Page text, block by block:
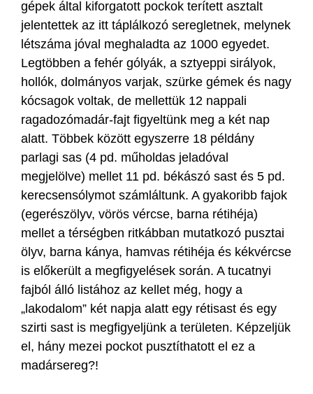
gépek által kiforgatott pockok terített asztalt
jelentettek az itt táplálkozó seregletnek, melynek
létszáma jóval meghaladta az 1000 egyedet.
Legtöbben a fehér gólyák, a sztyeppi sirályok,
hollók, dolmányos varjak, szürke gémek és nagy
kócsagok voltak, de mellettük 12 nappali
ragadozómadár-fajt figyeltünk meg a két nap
alatt. Többek között egyszerre 18 példány
parlagi sas (4 pd. műholdas jeladóval
megjelölve) mellet 11 pd. békászó sast és 5 pd.
kerecsensólymot számláltunk. A gyakoribb fajok
(egerészölyv, vörös vércse, barna rétihéja)
mellet a térségben ritkábban mutatkozó pusztai
ölyv, barna kánya, hamvas rétihéja és kékvércse
is előkerült a megfigyelések során. A tucatnyi
fajból álló listához az kellet még, hogy a
„lakodalom” két napja alatt egy rétisast és egy
szirti sast is megfigyeljünk a területen. Képzeljük
el, hány mezei pockot pusztíthatott el ez a
madársereg?!